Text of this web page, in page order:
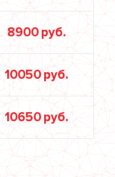
8900 руб.
10050 руб.
10650 руб.